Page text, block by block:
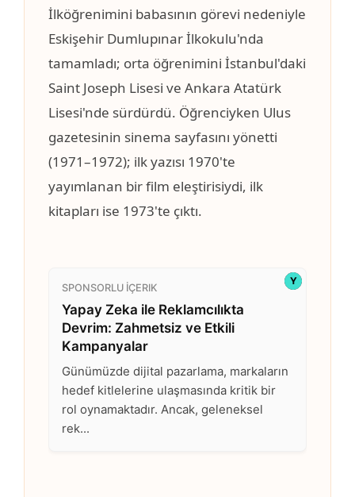
İlköğrenimini babasının görevi nedeniyle
Eskişehir Dumlupınar İlkokulu'nda
tamamladı; orta öğrenimini İstanbul'daki
Saint Joseph Lisesi ve Ankara Atatürk
Lisesi'nde sürdürdü. Öğrenciyken Ulus
gazetesinin sinema sayfasını yönetti
(1971–1972); ilk yazısı 1970'te
yayımlanan bir film eleştirisiydi, ilk
kitapları ise 1973'te çıktı.